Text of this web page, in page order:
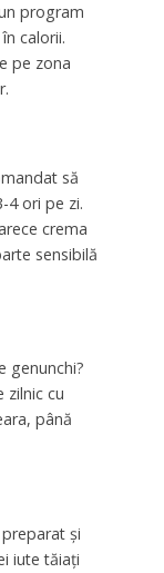
program
calorii.
pe zona
să
4 ori pe zi.
crema
sensibilă
genunchi?
zilnic cu
până
şi
iute tăiaţi